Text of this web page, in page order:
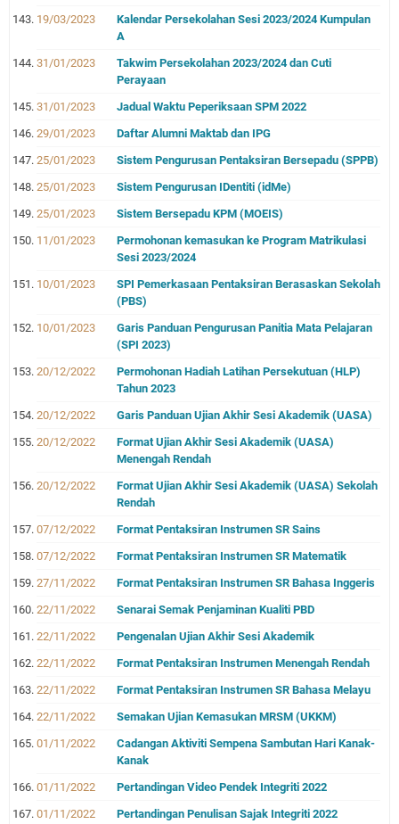
19/03/2023
Kalendar Persekolahan Sesi 2023/2024 Kumpulan
A
31/01/2023
Takwim Persekolahan 2023/2024 dan Cuti
Perayaan
31/01/2023
Jadual Waktu Peperiksaan SPM 2022
29/01/2023
Daftar Alumni Maktab dan IPG
25/01/2023
Sistem Pengurusan Pentaksiran Bersepadu (SPPB)
25/01/2023
Sistem Pengurusan IDentiti (idMe)
25/01/2023
Sistem Bersepadu KPM (MOEIS)
11/01/2023
Permohonan kemasukan ke Program Matrikulasi
Sesi 2023/2024
10/01/2023
SPI Pemerkasaan Pentaksiran Berasaskan Sekolah
(PBS)
10/01/2023
Garis Panduan Pengurusan Panitia Mata Pelajaran
(SPI 2023)
20/12/2022
Permohonan Hadiah Latihan Persekutuan (HLP)
Tahun 2023
20/12/2022
Garis Panduan Ujian Akhir Sesi Akademik (UASA)
20/12/2022
Format Ujian Akhir Sesi Akademik (UASA)
Menengah Rendah
20/12/2022
Format Ujian Akhir Sesi Akademik (UASA) Sekolah
Rendah
07/12/2022
Format Pentaksiran Instrumen SR Sains
07/12/2022
Format Pentaksiran Instrumen SR Matematik
27/11/2022
Format Pentaksiran Instrumen SR Bahasa Inggeris
22/11/2022
Senarai Semak Penjaminan Kualiti PBD
22/11/2022
Pengenalan Ujian Akhir Sesi Akademik
22/11/2022
Format Pentaksiran Instrumen Menengah Rendah
22/11/2022
Format Pentaksiran Instrumen SR Bahasa Melayu
22/11/2022
Semakan Ujian Kemasukan MRSM (UKKM)
01/11/2022
Cadangan Aktiviti Sempena Sambutan Hari Kanak-
Kanak
01/11/2022
Pertandingan Video Pendek Integriti 2022
01/11/2022
Pertandingan Penulisan Sajak Integriti 2022